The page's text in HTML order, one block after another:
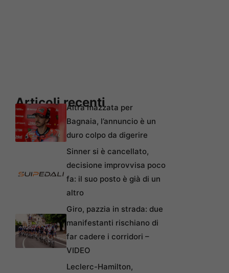
Articoli recenti
Altra mazzata per
Bagnaia, l’annuncio è un
duro colpo da digerire
Sinner si è cancellato,
decisione improvvisa poco
fa: il suo posto è già di un
altro
Giro, pazzia in strada: due
manifestanti rischiano di
far cadere i corridori –
VIDEO
Leclerc-Hamilton,